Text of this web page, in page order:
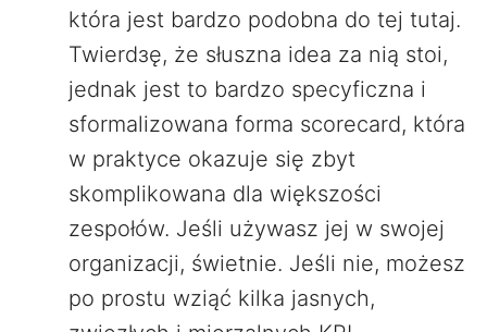
która jest bardzo podobna do tej tutaj.
Twierdзę, że słuszna idea za nią stoi,
jednak jest to bardzo specyficzna i
sformalizowana forma scorecard, która
w praktyce okazuje się zbyt
skomplikowana dla większości
zespołów. Jeśli używasz jej w swojej
organizacji, świetnie. Jeśli nie, możesz
po prostu wziąć kilka jasnych,